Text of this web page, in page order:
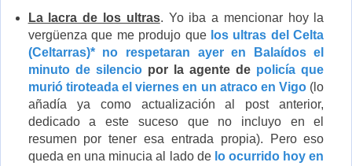
La lacra de los ultras. Yo iba a mencionar hoy la
vergüenza que me produjo que los ultras del Celta
(Celtarras)* no respetaran ayer en Balaídos el
minuto de silenciopor la agente de policía que
murió tiroteada el viernes en un atraco en Vigo (lo
añadía ya como actualización al post anterior,
dedicado a este suceso que no incluyo en el
resumen por tener esa entrada propia). Pero eso
queda en una minucia al lado de lo ocurrido hoy en